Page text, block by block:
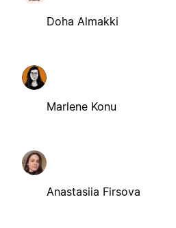
Doha Almakki
Marlene Konu
Anastasiia Firsova